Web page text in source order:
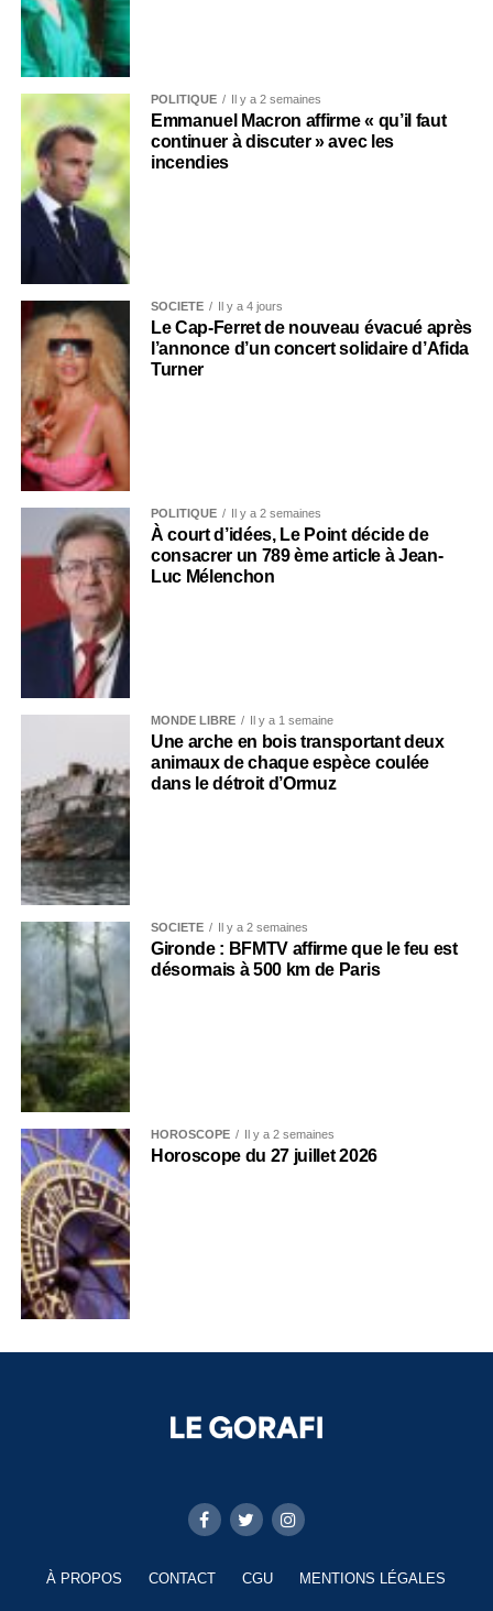
POLITIQUE Il y a 2 semaines
Emmanuel Macron affirme « qu’il faut
continuer à discuter » avec les
incendies
SOCIÉTÉ Il y a 4 jours
Le Cap-Ferret de nouveau évacué après
l’annonce d’un concert solidaire d’Afida
Turner
POLITIQUE Il y a 2 semaines
À court d’idées, Le Point décide de
consacrer un 789 ème article à Jean-
Luc Mélenchon
MONDE LIBRE Il y a 1 semaine
Une arche en bois transportant deux
animaux de chaque espèce coulée
dans le détroit d’Ormuz
SOCIÉTÉ Il y a 2 semaines
Gironde : BFMTV affirme que le feu est
désormais à 500 km de Paris
HOROSCOPE Il y a 2 semaines
Horoscope du 27 juillet 2026
À PROPOS CONTACT CGU MENTIONS LÉGALES